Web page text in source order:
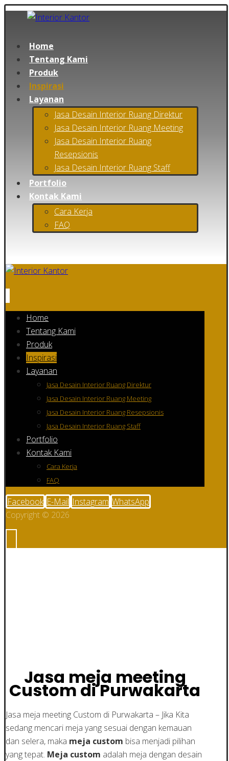
Home
Tentang Kami
Produk
Inspirasi
Layanan
Jasa Desain Interior Ruang Direktur
Jasa Desain Interior Ruang Meeting
Jasa Desain Interior Ruang
Resepsionis
Jasa Desain Interior Ruang Staff
Portfolio
Kontak Kami
Cara Kerja
FAQ
Home
Tentang Kami
Produk
Inspirasi
Layanan
Jasa Desain Interior Ruang Direktur
Jasa Desain Interior Ruang Meeting
Jasa Desain Interior Ruang Resepsionis
Jasa Desain Interior Ruang Staff
Portfolio
Kontak Kami
Cara Kerja
FAQ
Facebook E-Mail Instagram WhatsApp
Copyright © 2026
Jasa meja meeting
Custom di Purwakarta
Jasa meja meeting Custom di Purwakarta – Jika Kita
sedang mencari meja yang sesuai dengan kemauan
dan selera, maka meja custom bisa menjadi pilihan
yang tepat. Meja custom adalah meja dengan desain